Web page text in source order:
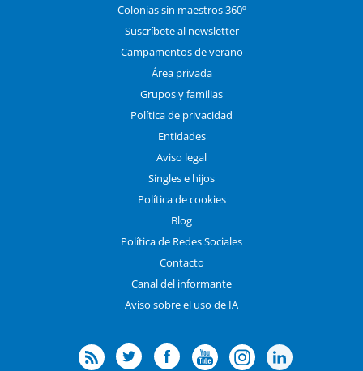
Colonias sin maestros 360º
Suscríbete al newsletter
Campamentos de verano
Área privada
Grupos y familias
Política de privacidad
Entidades
Aviso legal
Singles e hijos
Política de cookies
Blog
Política de Redes Sociales
Contacto
Canal del informante
Aviso sobre el uso de IA